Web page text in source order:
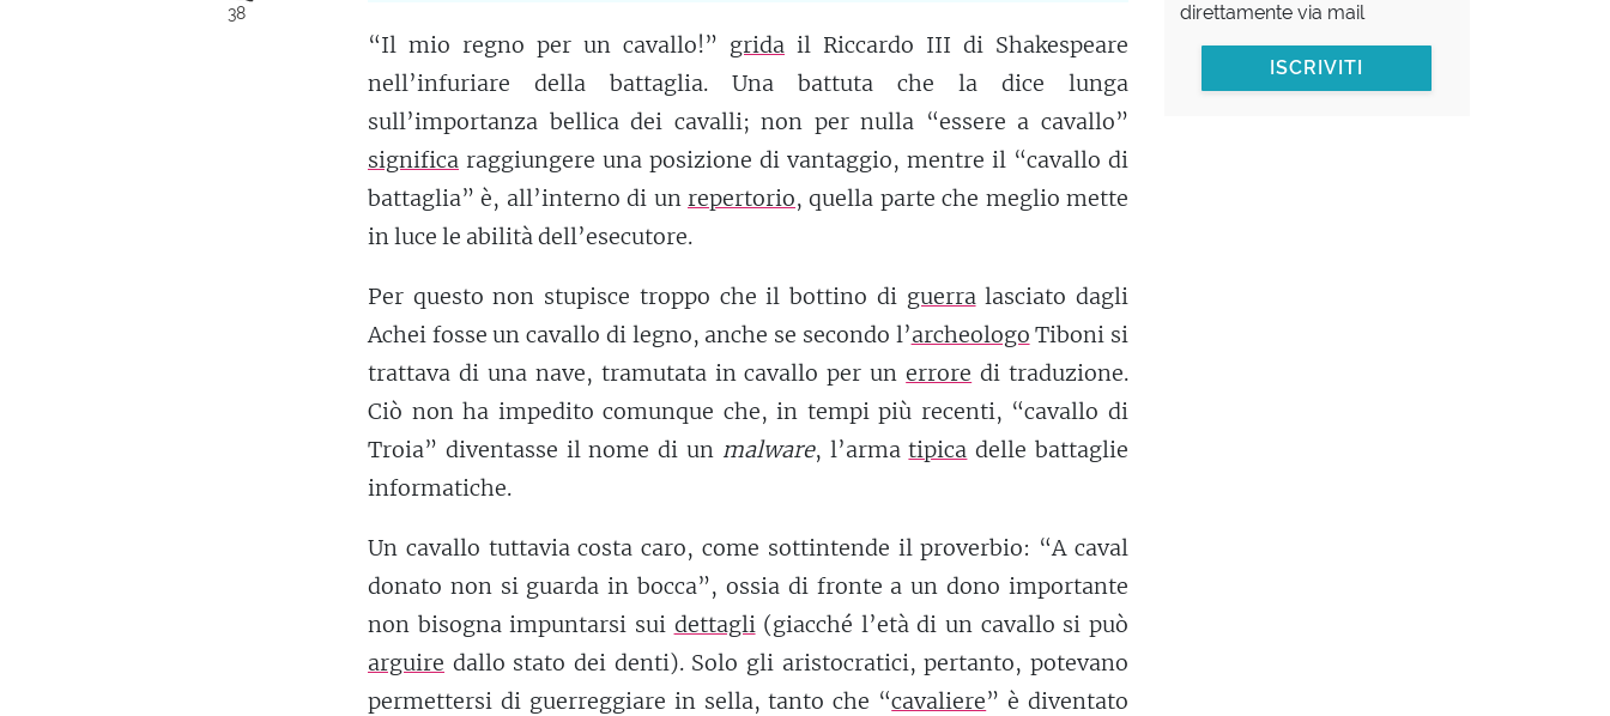
“Il mio regno per un cavallo!” grida il Riccardo III di Shakespeare
nell’infuriare della battaglia. Una battuta che la dice lunga
sull’importanza bellica dei cavalli; non per nulla “essere a cavallo”
significa raggiungere una posizione di vantaggio, mentre il “cavallo di
battaglia” è, all’interno di un repertorio, quella parte che meglio mette
in luce le abilità dell’esecutore.
Per questo non stupisce troppo che il bottino di guerralasciato dagli
Achei fosse un cavallo di legno, anche se secondo l’archeologo Tiboni si
trattava di una nave, tramutata in cavallo per unerrore di traduzione.
Ciò non ha impedito comunque che, in tempi più recenti, “cavallo di
Troia” diventasse il nome di un malware, l’armatipica delle battaglie
informatiche.
Un cavallo tuttavia costa caro, come sottintende il proverbio: “A caval
donato non si guarda in bocca”, ossia di fronte a un dono importante
non bisogna impuntarsi sui dettagli (giacché l’età di un cavallo si può
arguire dallo stato dei denti). Solo gli aristocratici, pertanto, potevano
permettersi di guerreggiare in sella, tanto che “cavaliere” è diventato
38
direttamente via mail
ISCRIVITI